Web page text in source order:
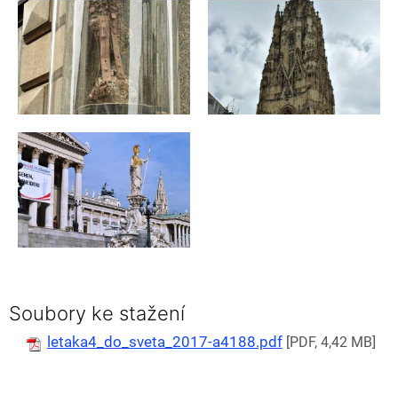
Soubory ke stažení
letaka4_do_sveta_2017-a4188.pdf [PDF, 4,42 MB]